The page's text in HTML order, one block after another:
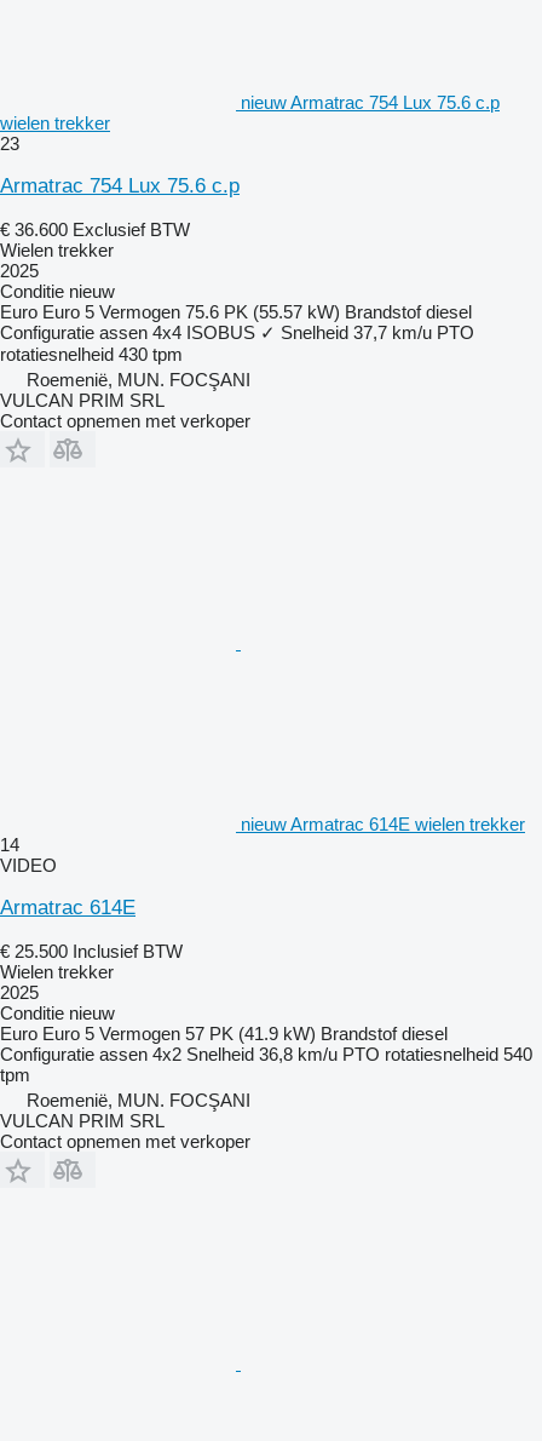
nieuw Armatrac 754 Lux 75.6 c.p
wielen trekker
23
Armatrac 754 Lux 75.6 c.p
€ 36.600 Exclusief BTW
Wielen trekker
2025
Conditie nieuw
Euro Euro 5 Vermogen 75.6 PK (55.57 kW) Brandstof diesel
Configuratie assen 4x4 ISOBUS ✓ Snelheid 37,7 km/u PTO
rotatiesnelheid 430 tpm
Roemenië, MUN. FOCŞANI
VULCAN PRIM SRL
Contact opnemen met verkoper
nieuw Armatrac 614E wielen trekker
14
VIDEO
Armatrac 614E
€ 25.500 Inclusief BTW
Wielen trekker
2025
Conditie nieuw
Euro Euro 5 Vermogen 57 PK (41.9 kW) Brandstof diesel
Configuratie assen 4x2 Snelheid 36,8 km/u PTO rotatiesnelheid 540
tpm
Roemenië, MUN. FOCŞANI
VULCAN PRIM SRL
Contact opnemen met verkoper